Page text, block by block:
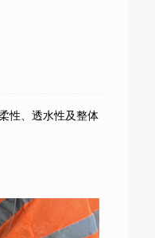
性、透水性及整体